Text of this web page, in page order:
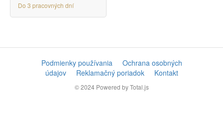
Do 3 pracovných dní
Podmienky používania
Ochrana osobných
údajov
Reklamačný poriadok Kontakt
© 2024 Powered by Total.js